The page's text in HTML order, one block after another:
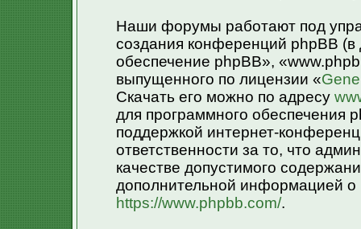
Наши форумы работают под
создания конференций phpBB
обеспечение phpBB»,
выпущенного по лицензии «
Скачать его можно по адресу
для программного обеспечения
поддержкой интернет-
ответственности за то, что
качестве допустимого
дополнительной информацией
https://www.phpbb.com/.